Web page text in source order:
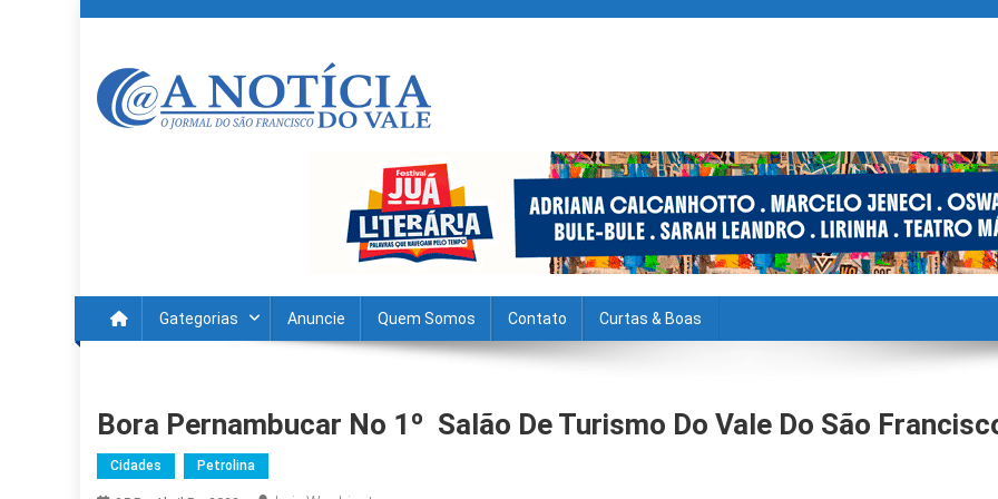
content
Gategorias Anuncie Quem Somos Contato Curtas & Boas
Bora Pernambucar No 1º Salão De Turismo Do Vale Do São
Cidades Petrolina